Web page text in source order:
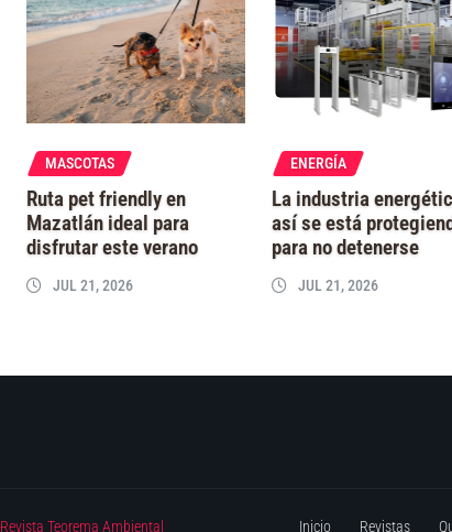
MASCOTAS
Ruta pet friendly en
Mazatlán ideal para
disfrutar este verano
JUL 21, 2026
ENERGÍA
La industria
así se está
para no detenerse
JUL 21, 2026
Revista Teorema Ambiental Inicio Revistas